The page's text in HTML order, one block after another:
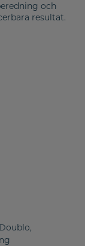
och
resultat.
,